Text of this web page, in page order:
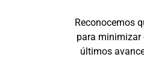
Reconocemos
para minimizar
últimos